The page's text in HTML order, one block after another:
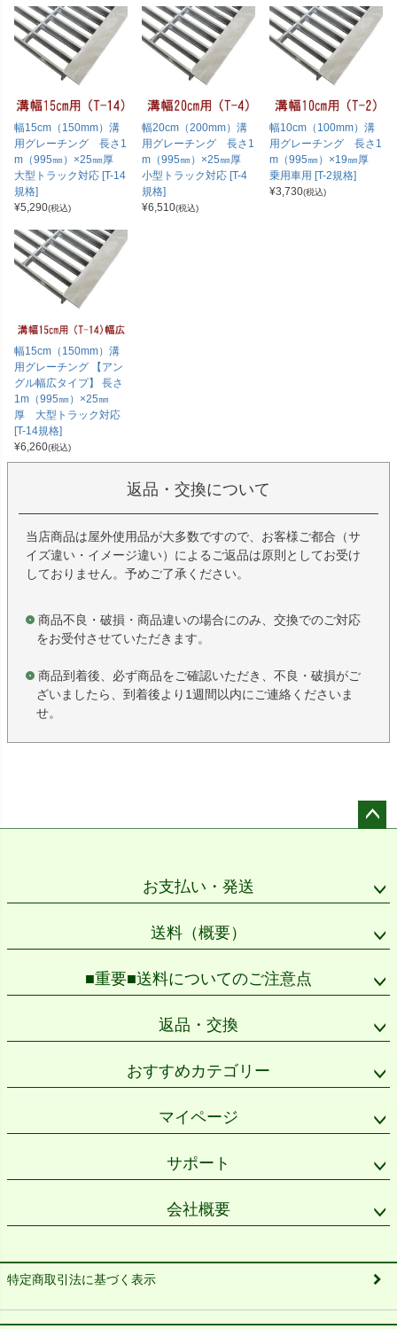
幅15cm（150mm）溝
用グレーチング 長さ1
m（995㎜）×25㎜厚
大型トラック対応 [T-14
規格]
¥5,290(税込)
幅20cm（200mm）溝
用グレーチング 長さ1
m（995㎜）×25㎜厚
小型トラック対応 [T-4
規格]
¥6,510(税込)
幅10cm（100mm）溝
用グレーチング 長さ1
m（995㎜）×19㎜厚
乗用車用 [T-2規格]
¥3,730(税込)
幅15cm（150mm）溝
用グレーチング 【アン
グル幅広タイプ】 長さ
1m（995㎜）×25㎜
厚 大型トラック対応
[T-14規格]
¥6,260(税込)
返品・交換について
当店商品は屋外使用品が大多数ですので、お客様ご都合（サ
イズ違い・イメージ違い）によるご返品は原則としてお受け
しておりません。予めご了承ください。
商品不良・破損・商品違いの場合にのみ、交換でのご対応
をお受付させていただきます。
商品到着後、必ず商品をご確認いただき、不良・破損がご
ざいましたら、到着後より1週間以内にご連絡くださいま
せ。
お支払い・発送
送料（概要）
■重要■送料についてのご注意点
返品・交換
おすすめカテゴリー
マイページ
サポート
会社概要
特定商取引法に基づく表示